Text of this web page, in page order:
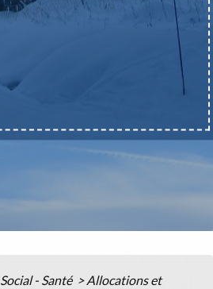
Social - Santé > Allocations et